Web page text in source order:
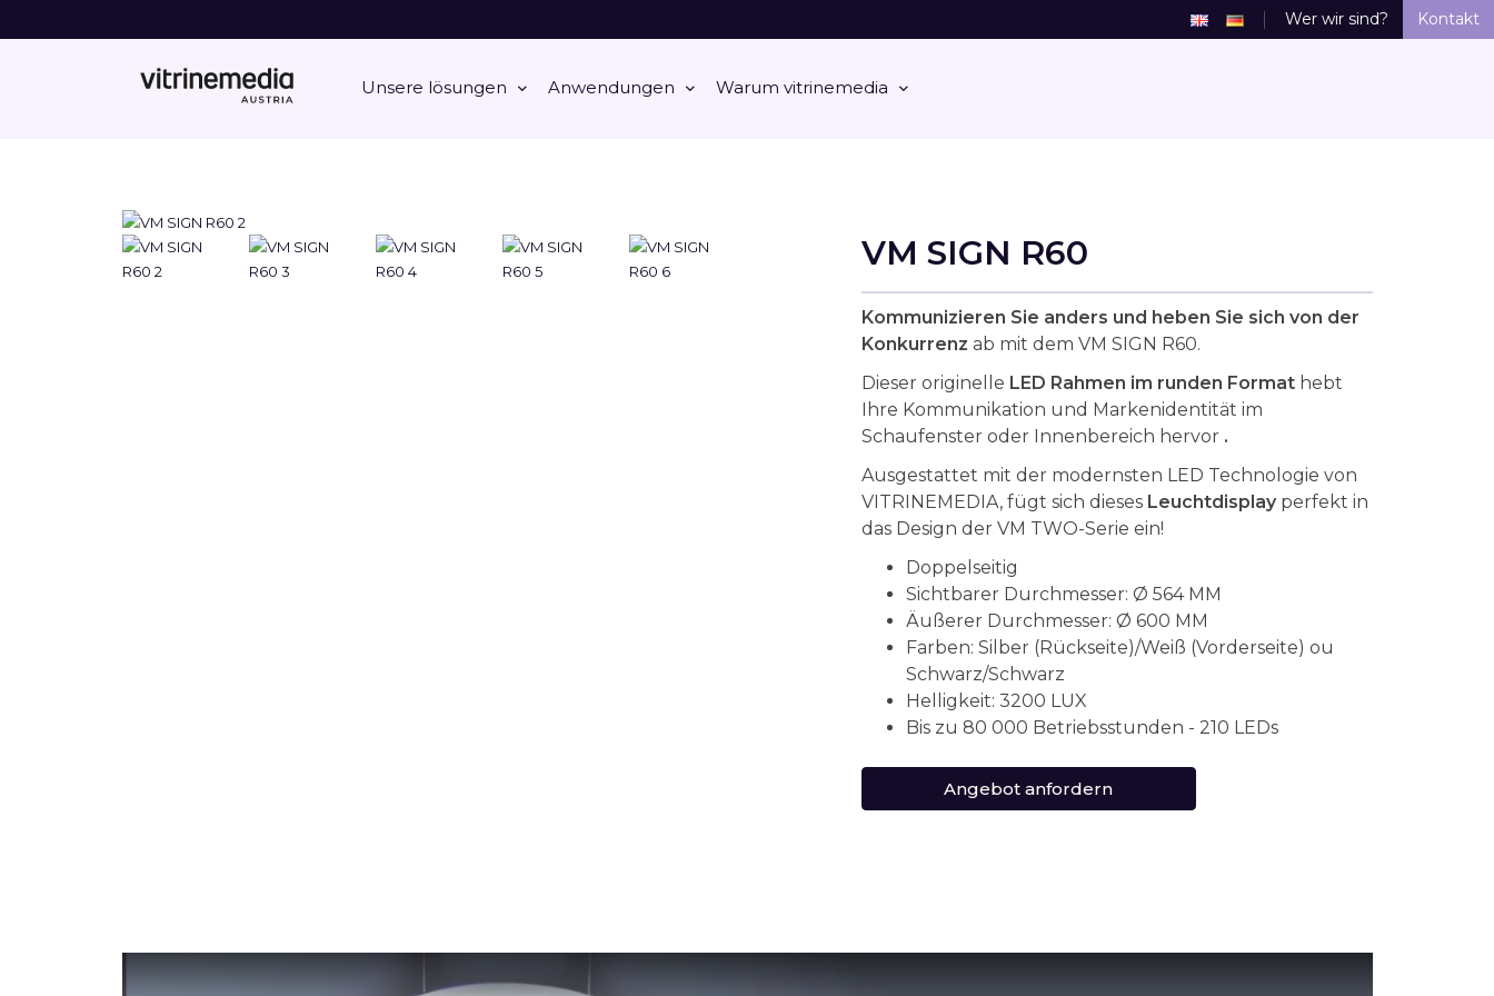
Unsere lösungen Anwendungen Warum vitrinemedia
Wer wir sind? Kontakt
VM SIGN R60
Kommunizieren Sie anders und heben Sie sich von der
Konkurrenz ab mit dem VM SIGN R60.
Dieser originelle LED Rahmen im runden Formathebt
Ihre Kommunikation und Markenidentität im
Schaufenster oder Innenbereich hervor .
Ausgestattet mit der modernsten LED Technologie von
VITRINEMEDIA, fügt sich dieses Leuchtdisplayperfekt in
das Design der VM TWO-Serie ein!
Doppelseitig
Sichtbarer Durchmesser: Ø 564 MM
Äußerer Durchmesser: Ø 600 MM
Farben: Silber (Rückseite)/Weiß (Vorderseite) ou
Schwarz/Schwarz
Helligkeit: 3200 LUX
Bis zu 80 000 Betriebsstunden - 210 LEDs
Angebot anfordern